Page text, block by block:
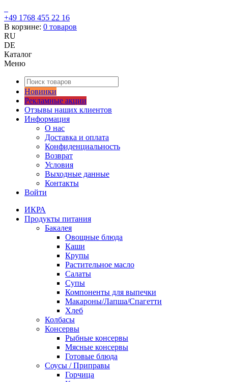
+49 1768 455 22 16
В корзине: 0 товаров
RU
DE
Каталог
Меню
Новинки
Рекламные акции
Отзывы наших клиентов
Информация
О нас
Доставка и оплата
Конфиденциальность
Возврат
Условия
Выходные данные
Контакты
Войти
ИКРА
Продукты питания
Бакалея
Овощные блюда
Каши
Крупы
Растительное масло
Салаты
Супы
Компоненты для выпечки
Макароны/Лапша/Спагетти
Хлеб
Колбасы
Консервы
Рыбные консервы
Мясные консервы
Готовые блюда
Соусы / Приправы
Горчица